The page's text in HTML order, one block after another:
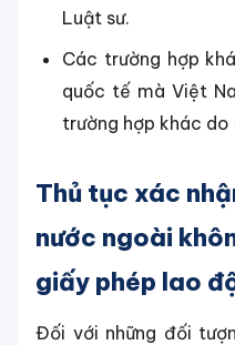
Luật sư.
Các trường hợp
quốc tế mà Việt
trường hợp khác do
Thủ tục xác
nước ngoài
giấy phép lao
Đối với những đối